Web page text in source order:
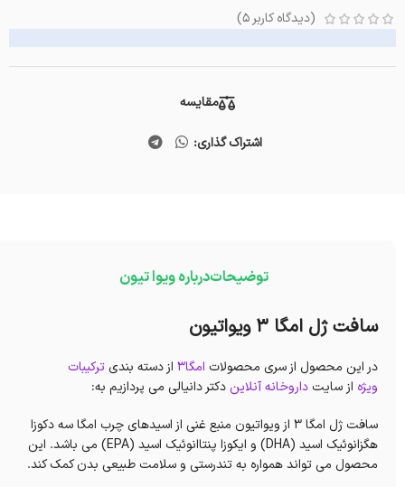
(دیدگاه کاربر 5
)
مقایسه
اشتراک گذاری:
توضیحاتدرباره ویوا تیون
سافت ژل امگا 3 ویواتیون
در این محصول از سری محصولات امگا3 از دسته بندیترکیبات
ویژه از سایتداروخانه آنلاین دکتر دانیالی می پردازیم به:
سافت ژل امگا 3 از ویواتیون منبع غنی از اسیدهای چرب امگا سه دکوزا
هگزانوئیک اسید (DHA) و ایکوزا پنتاانوئیک اسید (EPA) می باشد. این
محصول می تواند همواره به تندرستی و سلامت طبیعی بدن کمک کند.